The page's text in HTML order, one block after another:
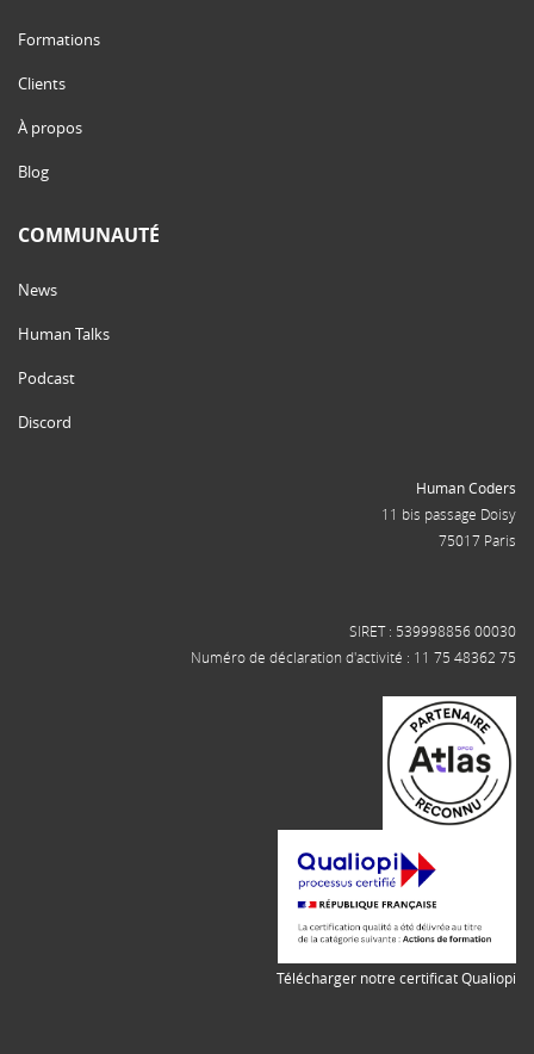
Formations
Clients
À propos
Blog
COMMUNAUTÉ
News
Human Talks
Podcast
Discord
Human Coders
11 bis passage Doisy
75017 Paris
SIRET : 539998856 00030
Numéro de déclaration d'activité : 11 75 48362 75
Télécharger notre certificat Qualiopi